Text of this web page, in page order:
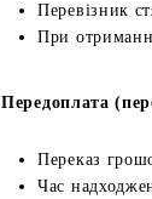
Перевізник
При
Передоплата
Переказ
Час